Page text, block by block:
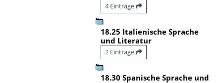
4 Einträge
18.25 Italienische Sprache
und Literatur
2 Einträge
18.30 Spanische Sprache und